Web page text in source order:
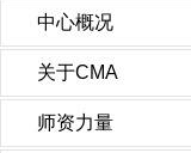
中心概况
关于CMA
师资力量